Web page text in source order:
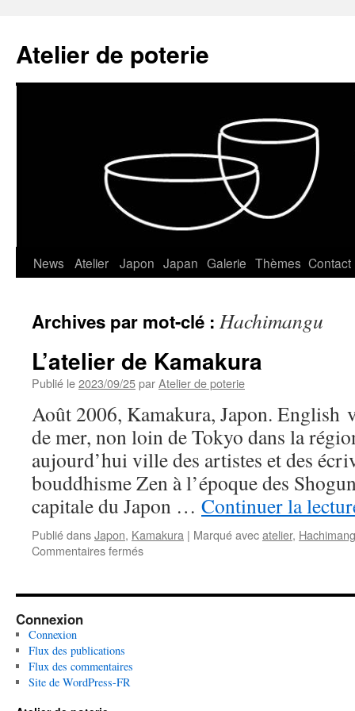
Atelier de poterie
Aller
contenu
News Atelier Japon Japan Galerie Thèmes Contact
Archives par mot-clé : Hachimangu
L’atelier de Kamakura
Publié le2023/09/25parAtelier de poterie
Août 2006, Kamakura, Japon. English
de mer, non loin de Tokyo dans la
aujourd’hui ville des artistes et des
bouddhisme Zen à l’époque des
capitale du Japon … Continuer la
Publié dansJapon, Kamakura | Marqué avecatelier,
Commentaires fermés
Kamakura
Connexion
Connexion
Flux des publications
Flux des commentaires
Site de WordPress-FR